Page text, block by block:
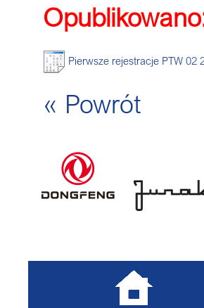
Pierwsze rejestracje PTW 02
« Powrót